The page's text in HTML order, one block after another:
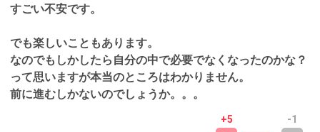
すごい不安です。
でも楽しいこともあります。
なのでもしかしたら自分の中で必要でなくなったのかな？
って思いますが本当のところはわかりません。
前に進むしかないのでしょうか。。。
+5 -1